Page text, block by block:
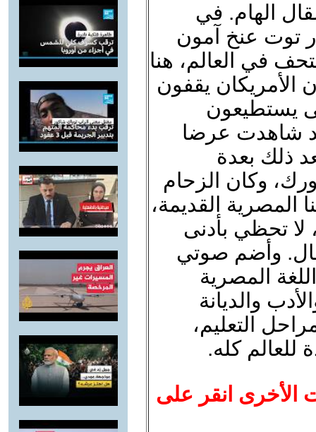
الهام. في
توت عنخ آمون
في العالم، هنا
الأمريكان يقفون
يستطيعون
شاهدت عرضا
ذلك بعدة
وكان الزحام
القديمة،
لا تحظي بأدنى
وأضم صوتي
المصرية
والديانة
التعليم،
للعالم كله.
الأخرى انقر على